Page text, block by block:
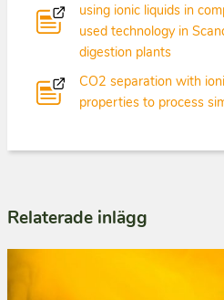
using ionic liquids in
used technology in
digestion plants
CO2 separation with
properties to process
Relaterade inlägg